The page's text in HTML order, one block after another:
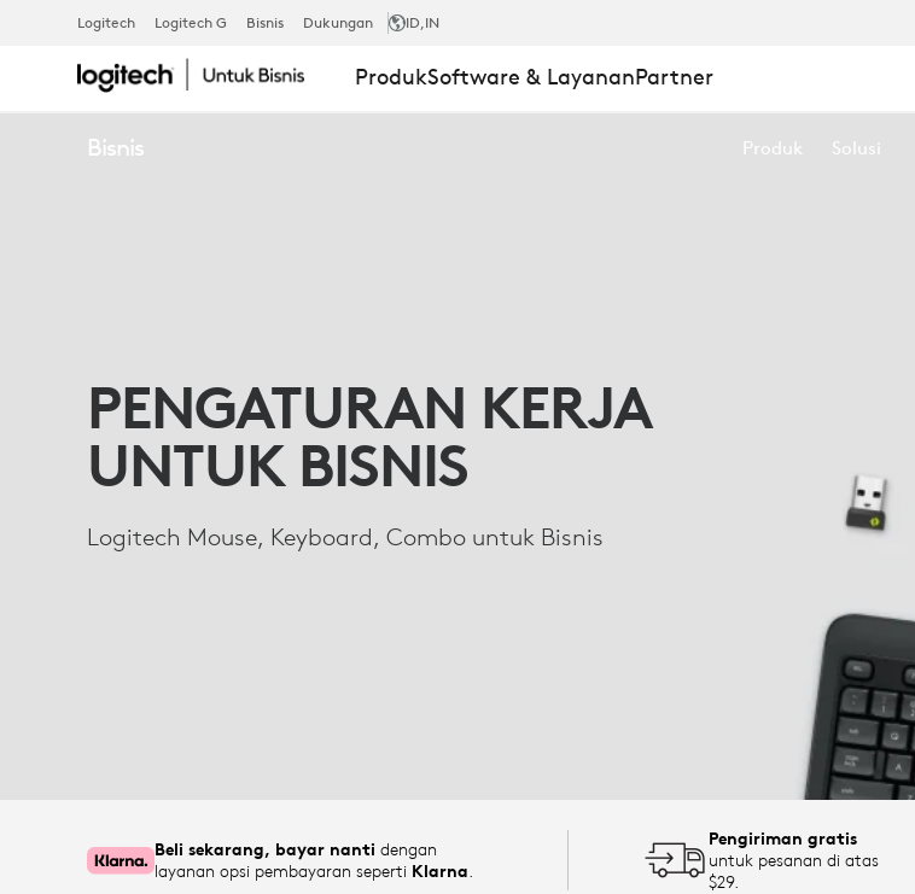
KEYBOARD
BISNIS,
JAJARAN
PRODUK
ERGONOMIKA
Logitech Logitech G Bisnis Dukungan ID,IN
ProdukSoftware & LayananPartner
Bisnis Produk Solusi
PENGATURAN KERJA
UNTUK BISNIS
Logitech Mouse, Keyboard, Combo untuk Bisnis
Beli sekarang, bayar nanti dengan
layanan opsi pembayaran seperti Klarna
Pengiriman gratis
untuk pesanan di atas
$29.